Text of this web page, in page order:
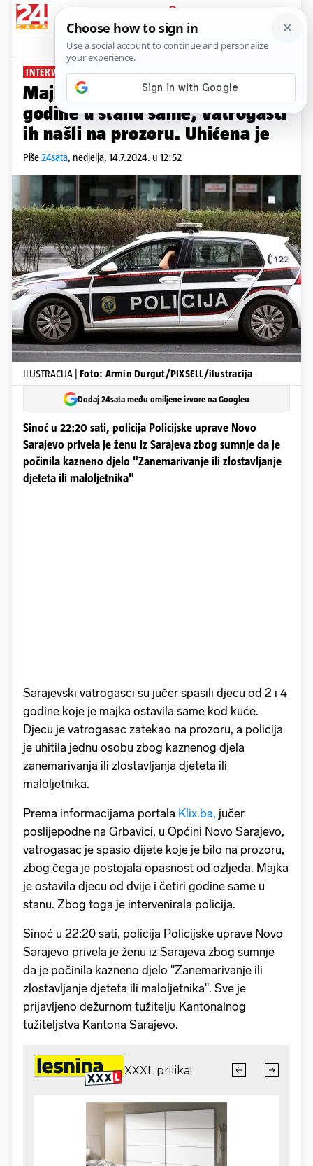
PRIJAVA
News
INTERVENIRALA POLICIJA
Majka ostavila djecu od 2 i 4
godine u stanu same, vatrogasci
ih našli na prozoru. Uhićena je
Piše24sata, nedjelja, 14.7.2024. u 12:52
ILUSTRACIJA | Foto: Armin Durgut/PIXSELL/ilustracija
Dodaj 24sata među omiljene izvore na Googleu
Sinoć u 22:20 sati, policija Policijske uprave Novo
Sarajevo privela je ženu iz Sarajeva zbog sumnje da je
počinila kazneno djelo "Zanemarivanje ili zlostavljanje
djeteta ili maloljetnika"
Sarajevski vatrogasci su jučer spasili djecu od 2 i 4
godine koje je majka ostavila same kod kuće.
Djecu je vatrogasac zatekao na prozoru, a policija
je uhitila jednu osobu zbog kaznenog djela
zanemarivanja ili zlostavljanja djeteta ili
maloljetnika.
Prema informacijama portala Klix.ba, jučer
poslijepodne na Grbavici, u Općini Novo Sarajevo,
vatrogasac je spasio dijete koje je bilo na prozoru,
zbog čega je postojala opasnost od ozljeda. Majka
je ostavila djecu od dvije i četiri godine same u
stanu. Zbog toga je intervenirala policija.
Sinoć u 22:20 sati, policija Policijske uprave Novo
Sarajevo privela je ženu iz Sarajeva zbog sumnje
da je počinila kazneno djelo "Zanemarivanje ili
zlostavljanje djeteta ili maloljetnika". Sve je
prijavljeno dežurnom tužitelju Kantonalnog
tužiteljstva Kantona Sarajevo.